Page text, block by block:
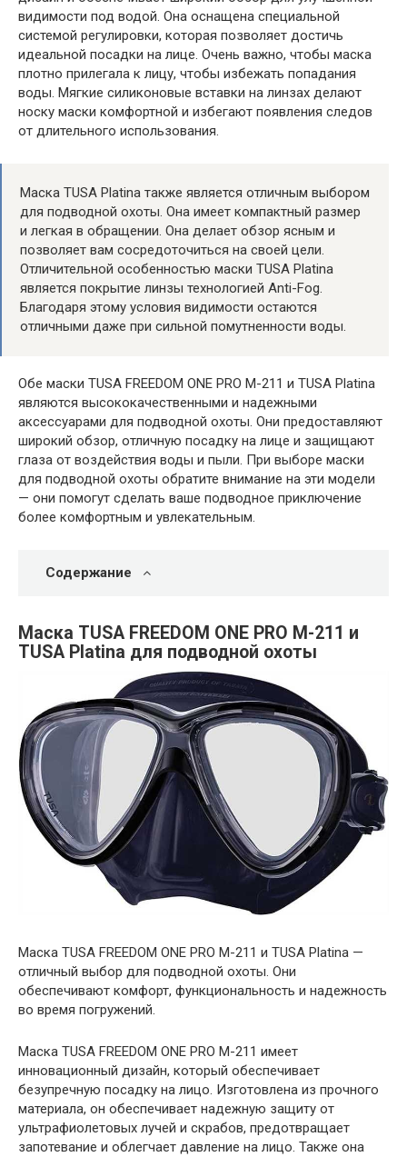
видимости под водой. Она оснащена специальной
системой регулировки, которая позволяет достичь
идеальной посадки на лице. Очень важно, чтобы маска
плотно прилегала к лицу, чтобы избежать попадания
воды. Мягкие силиконовые вставки на линзах делают
носку маски комфортной и избегают появления следов
от длительного использования.
Маска TUSA Platina также является отличным выбором
для подводной охоты. Она имеет компактный размер
и легкая в обращении. Она делает обзор ясным и
позволяет вам сосредоточиться на своей цели.
Отличительной особенностью маски TUSA Platina
является покрытие линзы технологией Anti-Fog.
Благодаря этому условия видимости остаются
отличными даже при сильной помутненности воды.
Обе маски TUSA FREEDOM ONE PRO M-211 и TUSA Platina
являются высококачественными и надежными
аксессуарами для подводной охоты. Они предоставляют
широкий обзор, отличную посадку на лице и защищают
глаза от воздействия воды и пыли. При выборе маски
для подводной охоты обратите внимание на эти модели
— они помогут сделать ваше подводное приключение
более комфортным и увлекательным.
Содержание
Маска TUSA FREEDOM ONE PRO M-211 и
TUSA Platina для подводной охоты
Маска TUSA FREEDOM ONE PRO M-211 и TUSA Platina —
отличный выбор для подводной охоты. Они
обеспечивают комфорт, функциональность и надежность
во время погружений.
Маска TUSA FREEDOM ONE PRO M-211 имеет
инновационный дизайн, который обеспечивает
безупречную посадку на лицо. Изготовлена из прочного
материала, он обеспечивает надежную защиту от
ультрафиолетовых лучей и скрабов, предотвращает
запотевание и облегчает давление на лицо. Также она